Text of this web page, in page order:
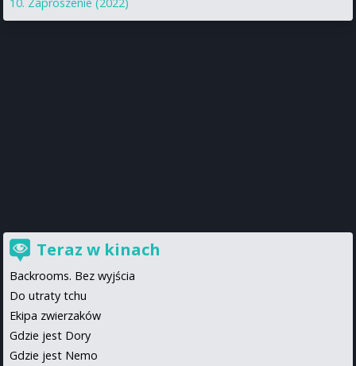
Teraz w kinach
Backrooms. Bez wyjścia
Do utraty tchu
Ekipa zwierzaków
Gdzie jest Dory
Gdzie jest Nemo